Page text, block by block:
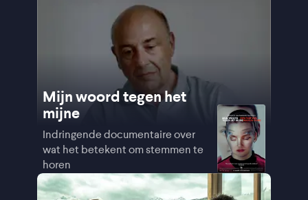
Mijn woord tegen het
mijne
Indringende documentaire over
wat het betekent om stemmen te
horen